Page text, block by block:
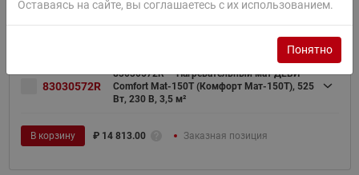
83030572R
83030572R — Нагревательный мат ДЕВИ
Comfort Mat-150T (Комфорт Мат-150Т), 525
Вт, 230 В, 3,5 м²
В корзину ₽ 14 813.00 Заказная позиция
Оставаясь на сайте, вы соглашаетесь с их использованием.
Понятно